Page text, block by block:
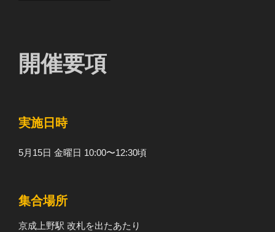
開催要項
実施日時
5月15日 金曜日 10:00〜12:30頃
集合場所
京成上野駅 改札を出たあたり